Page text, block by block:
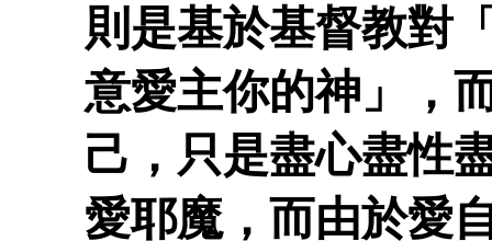
則是基於基督教對
意愛主你的神」，
己，只是盡心盡性
愛耶魔，而由於愛